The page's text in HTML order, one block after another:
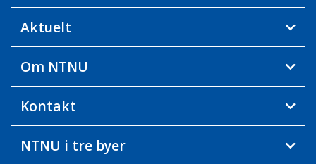
Aktuelt
Om NTNU
Kontakt
NTNU i tre byer